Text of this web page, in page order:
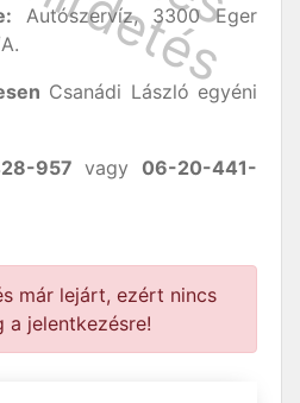
Autószervíz, 3300 Eger
Csanádi László egyéni
957 vagy 06-20-441-
már lejárt, ezért nincs
a jelentkezésre!